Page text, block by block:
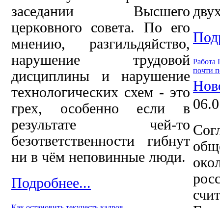
заседании Высшего
церковного совета.
По его
мнению, разгильдяйство,
нарушение трудовой
дисциплины и нарушение
технологических схем - это
грех, особенно если в
результате чей-то
безответственности гибнут
ни в чём неповинные люди.
Подробнее...
Работа
почти